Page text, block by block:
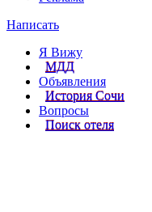
Написать
Я Вижу
МДД
Объявления
История Сочи
Вопросы
Поиск отеля